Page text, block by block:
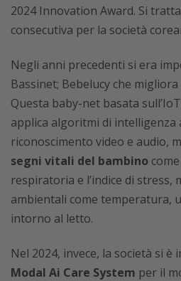
2024 Innovation Award. Si
consecutiva per la società
Negli anni precedenti si era
Bassinet; Bebelucy che migliora
Questa baby-net basata
applica algoritmi di intelligenza
riconoscimento video e audio,
segni vitali del bambino
respiratoria e l’indice di stress,
ambientali come temperatura,
intorno al letto.
Nel 2024, invece, la società si è
Modal Ai Care System per il